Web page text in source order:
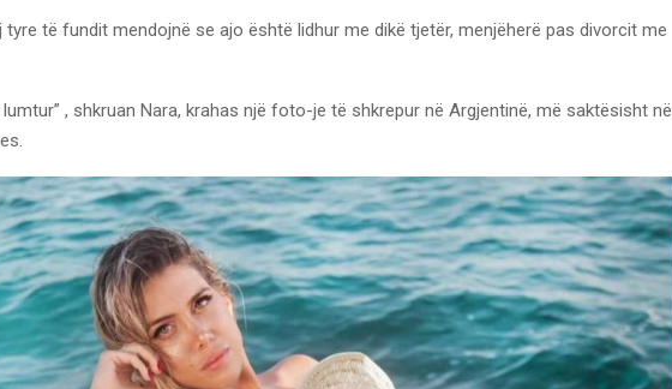
tyre të fundit mendojnë se ajo është lidhur me dikë tjetër, menjëherë pas divorcit me
lumtur” , shkruan Nara, krahas një foto-je të shkrepur në Argjentinë, më saktësisht në